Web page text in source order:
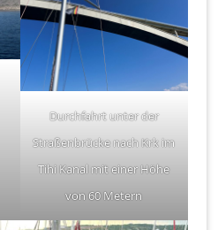
Durchfahrt unter der
Straßenbrücke nach Krk im
Tihi Kanal mit einer Höhe
von 60 Metern